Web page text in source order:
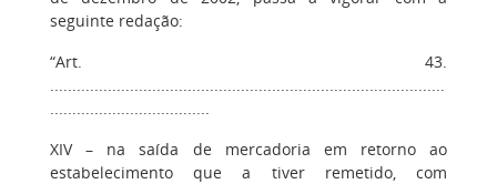
seguinte redação:
“Art. 43.
.........................................................................................
....................................
XIV – na saída de mercadoria em retorno ao
estabelecimento que a tiver remetido, com